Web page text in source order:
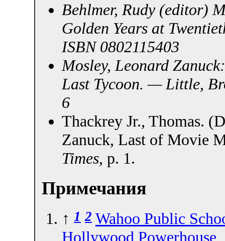
Behlmer, Rudy (editor)
Golden Years at
ISBN 0802115403
Mosley, Leonard
Last Tycoon. — Little,
6
Thackrey Jr., Thomas.
Zanuck, Last of Movie
Times, p. 1.
Примечания
↑ 1 2 Wahoo Public
Hollywood Powerhouse